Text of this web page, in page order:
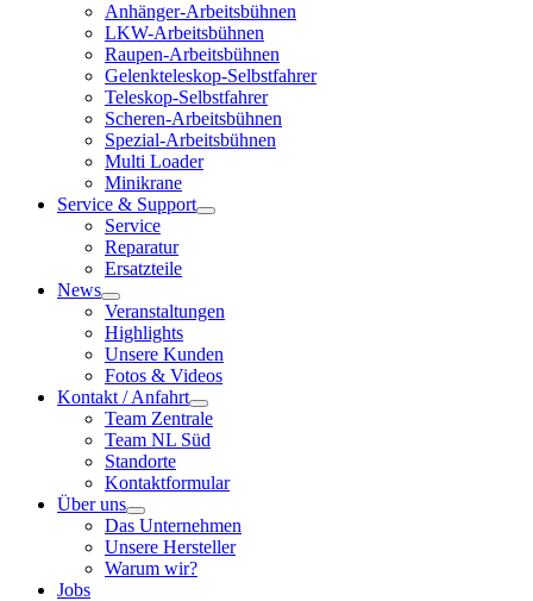
Anhänger-Arbeitsbühnen
LKW-Arbeitsbühnen
Raupen-Arbeitsbühnen
Gelenkteleskop-Selbstfahrer
Teleskop-Selbstfahrer
Scheren-Arbeitsbühnen
Spezial-Arbeitsbühnen
Multi Loader
Minikrane
Service & Support
Service
Reparatur
Ersatzteile
News
Veranstaltungen
Highlights
Unsere Kunden
Fotos & Videos
Kontakt / Anfahrt
Team Zentrale
Team NL Süd
Standorte
Kontaktformular
Über uns
Das Unternehmen
Unsere Hersteller
Warum wir?
Jobs